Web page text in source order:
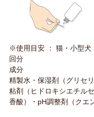
※使用目安 ： 猫・小型
回分
成分
精製水・保湿剤（グリセ
粘剤（ヒドロキシエチル
香酸）・pH調整剤（クエ